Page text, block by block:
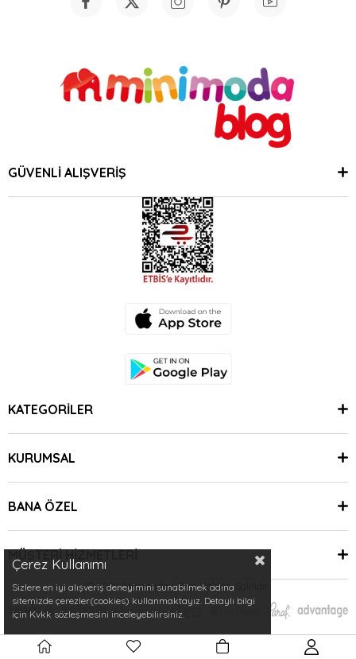
GÜVENLİ ALIŞVERİŞ
KATEGORİLER
KURUMSAL
BANA ÖZEL
MÜŞTERİ HİZMETLERİ
© 2024 Minimoda | Tüm Hakları Saklıdır.
Çerez Kullanımı
Sizlere en iyi alışveriş deneyimini sunabilmek adına
sitemizde çerezler(cookies) kullanmaktayız. Detaylı bilgi
için Kvkk sözleşmesini inceleyebilirsiniz.